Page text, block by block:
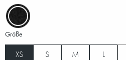
Größe
XS S M L